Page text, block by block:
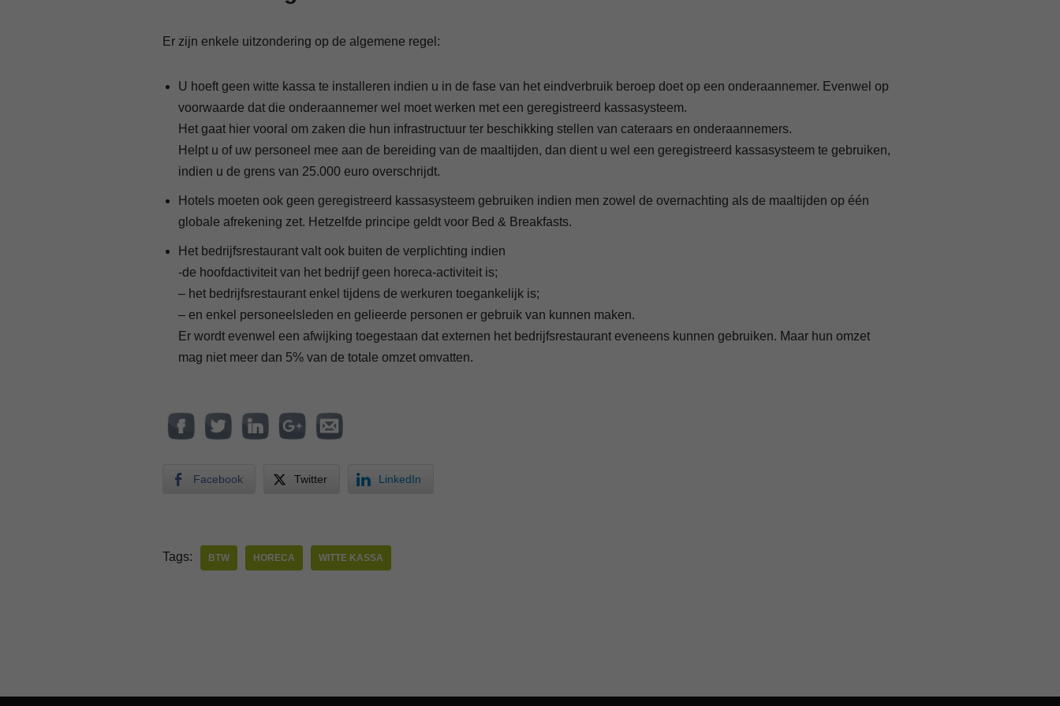
Er zijn enkele uitzondering op de algemene regel:
U hoeft geen witte kassa te installeren indien u in de fase van het eindverbruik beroep doet op een onderaannemer. Evenwel op
voorwaarde dat die onderaannemer wel moet werken met een geregistreerd kassasysteem.
Het gaat hier vooral om zaken die hun infrastructuur ter beschikking stellen van cateraars en onderaannemers.
Helpt u of uw personeel mee aan de bereiding van de maaltijden, dan dient u wel een geregistreerd kassasysteem te gebruiken,
indien u de grens van 25.000 euro overschrijdt.
Hotels moeten ook geen geregistreerd kassasysteem gebruiken indien men zowel de overnachting als de maaltijden op één
globale afrekening zet. Hetzelfde principe geldt voor Bed & Breakfasts.
Het bedrijfsrestaurant valt ook buiten de verplichting indien
-de hoofdactiviteit van het bedrijf geen horeca-activiteit is;
– het bedrijfsrestaurant enkel tijdens de werkuren toegankelijk is;
– en enkel personeelsleden en gelieerde personen er gebruik van kunnen maken.
Er wordt evenwel een afwijking toegestaan dat externen het bedrijfsrestaurant eveneens kunnen gebruiken. Maar hun omzet
mag niet meer dan 5% van de totale omzet omvatten.
Facebook Twitter LinkedIn
Tags: BTW HORECA WITTE KASSA